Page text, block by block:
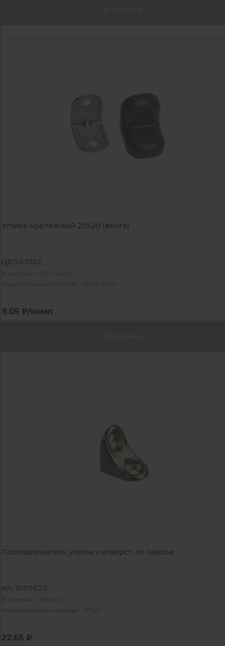
Уголок крепежный 20х20 (венге)
ЦБ041052
В наличии - 1592 комп
На центральном складе - 2000 комп
9.05 ₽/комп
Полкодержатель уголок с отверст. по саморе...
КА-1057622
В наличии - 1385 шт
На центральном складе - 711 шт
22.65 ₽